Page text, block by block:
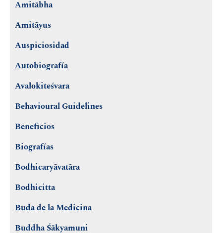
Amitābha
Amitāyus
Auspiciosidad
Autobiografía
Avalokiteśvara
Behavioural Guidelines
Beneficios
Biografías
Bodhicaryāvatāra
Bodhicitta
Buda de la Medicina
Buddha Śākyamuni